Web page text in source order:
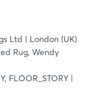
Ltd | London (UK)
Rug, Wendy
FLOOR_STORY |